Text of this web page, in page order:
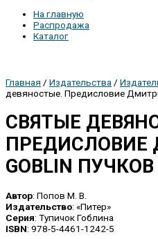
На главную
Распродажа
Каталог
Главная / Издательства /
девяностые. Предисловие
СВЯТЫЕ
ПРЕДИСЛОВИЕ
GOBLIN
Автор: Попов М. В.
Издательство: «Питер»
Серия: Тупичок Гоблина
ISBN: 978-5-4461-1242-5